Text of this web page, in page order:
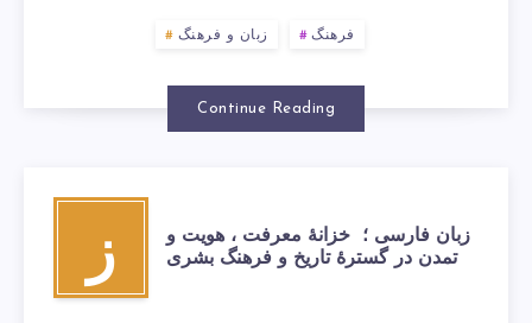
زبان و فرهنگ فرهنگ
Continue Reading
ز
زبان فارسی ؛ خزانهٔ معرفت ، هویت و
تمدن در گسترۀ تاریخ و فرهنگ بشری